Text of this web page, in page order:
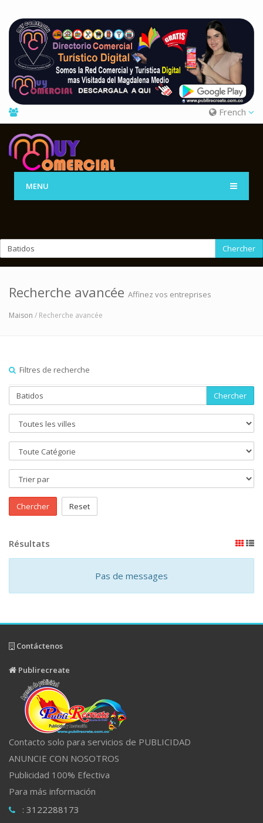
French
MENU
Chercher
Recherche avancée Affinez vos entreprises
Maison / Recherche avancée
Filtres de recherche
Chercher
Chercher Reset
Résultats
Pas de messages
Contáctenos
Publirecreate
Contacto solo para servicios de PUBLICIDAD
ANUNCIE CON NOSOTROS
Publicidad 100% Efectiva
Para más información
: 3122288173